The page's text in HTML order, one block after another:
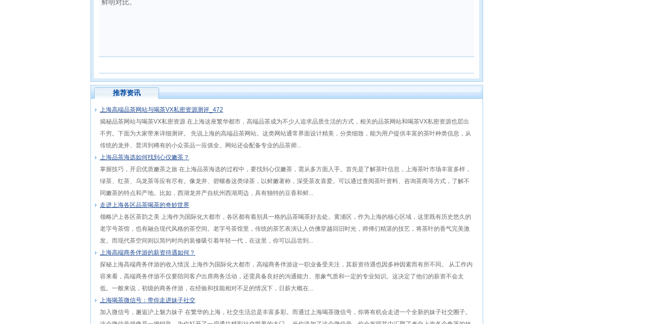
鲜明对比。
推荐资讯
上海高端品茶网站与喝茶VX私密资源测评‌_472
揭秘品茶网站与喝茶VX私密资源 在上海这座繁华都市，高端品茶成为不少人追求品质生活的方式，相关的品茶网站和喝茶VX私密资源也层出
不穷。下面为大家带来详细测评。 先说上海的高端品茶网站。这类网站通常界面设计精美，分类细致，能为用户提供丰富的茶叶种类信息，从
传统的龙井、普洱到稀有的小众茶品一应俱全。网站还会配备专业的品茶师...
上海品茶海选如何找到心仪嫩茶？
掌握技巧，开启优质嫩茶之旅 在上海品茶海选的过程中，要找到心仪嫩茶，需从多方面入手。首先是了解茶叶信息，上海茶叶市场丰富多样，
绿茶、红茶、乌龙茶等应有尽有。像龙井、碧螺春这类绿茶，以鲜嫩著称，深受茶友喜爱。可以通过查阅茶叶资料、咨询茶商等方式，了解不
同嫩茶的特点和产地。比如，西湖龙井产自杭州西湖周边，具有独特的豆香和鲜...
走进上海各区品茶喝茶的奇妙世界
领略沪上各区茶韵之美 上海作为国际化大都市，各区都有着别具一格的品茶喝茶好去处。黄浦区，作为上海的核心区域，这里既有历史悠久的
老字号茶馆，也有融合现代风格的茶空间。老字号茶馆里，传统的茶艺表演让人仿佛穿越回旧时光，师傅们精湛的技艺，将茶叶的香气完美激
发。而现代茶空间则以简约时尚的装修吸引着年轻一代，在这里，你可以品尝到...
上海高端商务伴游的薪资待遇如何？
探秘上海高端商务伴游的收入情况 上海作为国际化大都市，高端商务伴游这一职业备受关注，其薪资待遇也因多种因素而有所不同。 从工作内
容来看，高端商务伴游不仅要陪同客户出席商务活动，还需具备良好的沟通能力、形象气质和一定的专业知识。这决定了他们的薪资不会太
低。一般来说，初级的商务伴游，在经验和技能相对不足的情况下，日薪大概在...
上海喝茶微信号：带你走进妹子社交
加入微信号，邂逅沪上魅力妹子 在繁华的上海，社交生活总是丰富多彩。而通过上海喝茶微信号，你将有机会走进一个全新的妹子社交圈子。